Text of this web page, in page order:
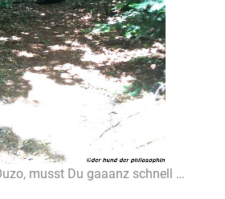
musst Du gaaanz schnell …